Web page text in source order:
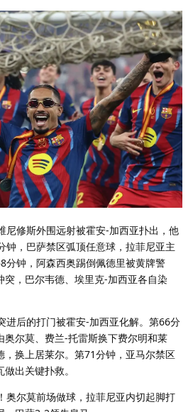
尼修斯外围远射被霍安-加西亚扑出，他
钟，巴萨禁区弧顶任意球，拉菲尼亚主
分钟，阿森西奥踢倒佩德里被黄牌警
，巴尔韦德、埃里克-加西亚各自染
进后的打门被霍安-加西亚化解。第66分
奥尔莫、费兰-托雷斯换下费尔明和莱
，换上居莱尔。第71分钟，亚马尔禁区
出关键扑救。
奥尔莫前场做球，拉菲尼亚内切起脚打